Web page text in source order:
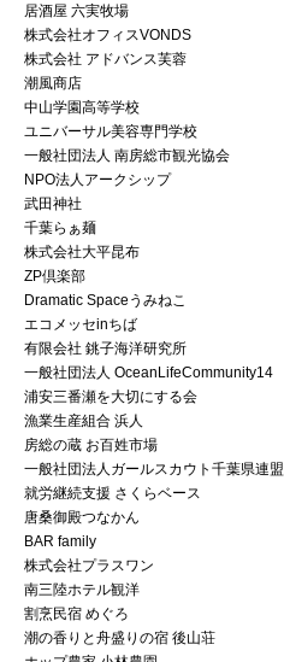
居酒屋 六実牧場
株式会社オフィスVONDS
株式会社 アドバンス芙蓉
潮風商店
中山学園高等学校
ユニバーサル美容専門学校
一般社団法人 南房総市観光協会
NPO法人アークシップ
武田神社
千葉らぁ麺
株式会社大平昆布
ZP倶楽部
Dramatic Spaceうみねこ
エコメッセinちば
有限会社 銚子海洋研究所
一般社団法人 OceanLifeCommunity14
浦安三番瀬を大切にする会
漁業生産組合 浜人
房総の蔵 お百姓市場
一般社団法人ガールスカウト千葉県連盟
就労継続支援 さくらベース
唐桑御殿つなかん
BAR family
株式会社プラスワン
南三陸ホテル観洋
割烹民宿 めぐろ
潮の香りと舟盛りの宿 後山荘